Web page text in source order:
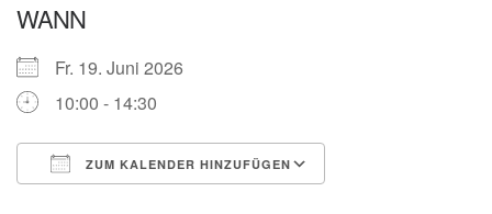
WANN
Fr. 19. Juni 2026
10:00 - 14:30
ZUM KALENDER HINZUFÜGEN